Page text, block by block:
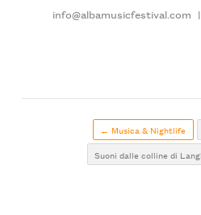
info@albamusicfestival.com |
← Musica & Nightlife
Suoni dalle colline di